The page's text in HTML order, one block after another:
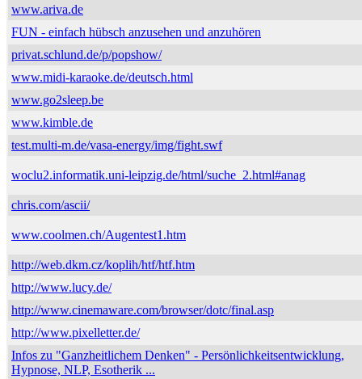
www.ariva.de
FUN - einfach hübsch anzusehen und anzuhören
privat.schlund.de/p/popshow/
www.midi-karaoke.de/deutsch.html
www.go2sleep.be
www.kimble.de
test.multi-m.de/vasa-energy/img/fight.swf
woclu2.informatik.uni-leipzig.de/html/suche_2.html#anag
chris.com/ascii/
www.coolmen.ch/Augentest1.htm
http://web.dkm.cz/koplih/htf/htf.htm
http://www.lucy.de/
http://www.cinemaware.com/browser/dotc/final.asp
http://www.pixelletter.de/
Infos zu "Ganzheitlichem Denken" - Persönlichkeitsentwicklung,
Hypnose, NLP, Esotherik ...